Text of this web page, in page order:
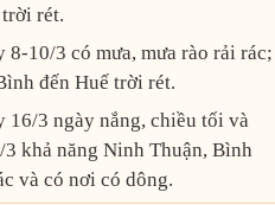
rét.
10/3 có mưa, mưa rào rải rác;
đến Huế trời rét.
16/3 ngày nắng, chiều tối và
khả năng Ninh Thuận, Bình
và có nơi có dông.